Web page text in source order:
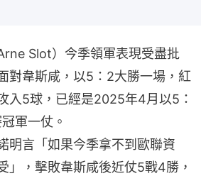
Slot）今季領軍表現受盡批
對韋斯咸，以5：2大勝一場，紅
入5球，已經是2025年4月以5：
軍一仗。
明言「如果今季拿不到歐聯資
」，擊敗韋斯咸後近仗5戰4勝，